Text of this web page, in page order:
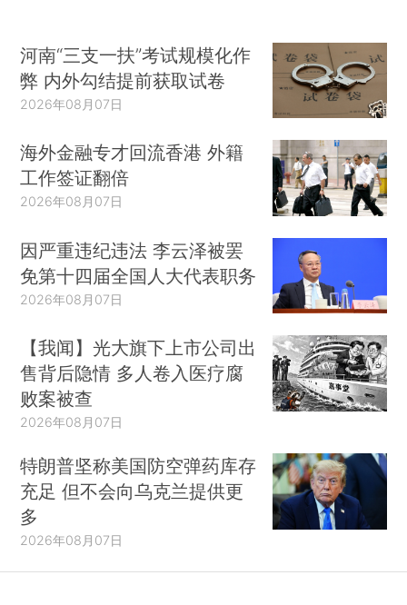
河南“三支一扶”考试规模化作
弊 内外勾结提前获取试卷
2026年08月07日
海外金融专才回流香港 外籍
工作签证翻倍
2026年08月07日
因严重违纪违法 李云泽被罢
免第十四届全国人大代表职务
2026年08月07日
【我闻】光大旗下上市公司出
售背后隐情 多人卷入医疗腐
败案被查
2026年08月07日
特朗普坚称美国防空弹药库存
充足 但不会向乌克兰提供更
多
2026年08月07日